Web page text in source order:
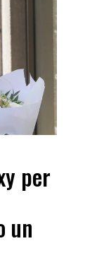
per
un